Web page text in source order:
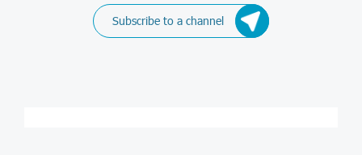
Subscribe to a channel